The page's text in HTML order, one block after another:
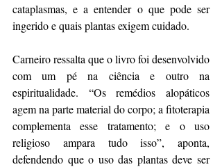
cataplasmas, e a entender o que pode ser
ingerido e quais plantas exigem cuidado.
Carneiro ressalta que o livro foi desenvolvido
com um pé na ciência e outro na
espiritualidade. “Os remédios alopáticos
agem na parte material do corpo; a fitoterapia
complementa esse tratamento; e o uso
religioso ampara tudo isso”, aponta,
defendendo que o uso das plantas deve ser